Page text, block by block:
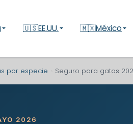
🇺🇸EE.UU. 🇲🇽México
por especie Seguro para gatos
2026